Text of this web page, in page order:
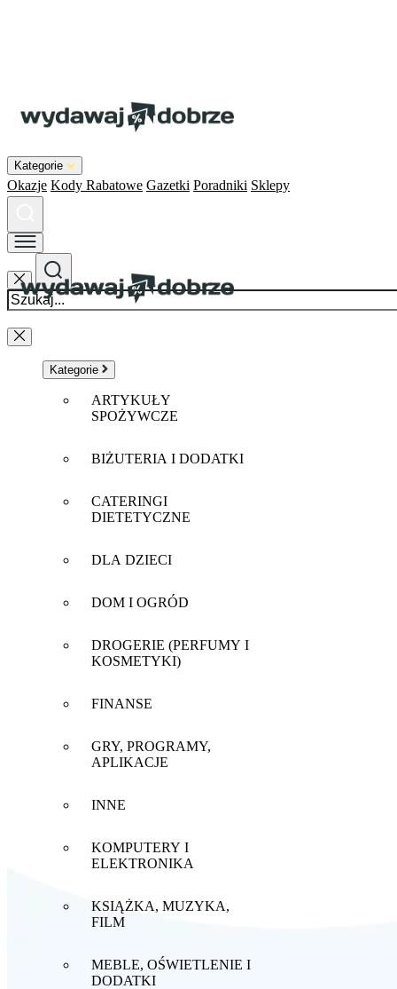
Kategorie
Okazje Kody Rabatowe Gazetki Poradniki Sklepy
Kategorie
ARTYKUŁY
SPOŻYWCZE
BIŻUTERIA I DODATKI
CATERINGI
DIETETYCZNE
DLA DZIECI
DOM I OGRÓD
DROGERIE (PERFUMY I
KOSMETYKI)
FINANSE
GRY, PROGRAMY,
APLIKACJE
INNE
KOMPUTERY I
ELEKTRONIKA
KSIĄŻKA, MUZYKA,
FILM
MEBLE, OŚWIETLENIE I
DODATKI